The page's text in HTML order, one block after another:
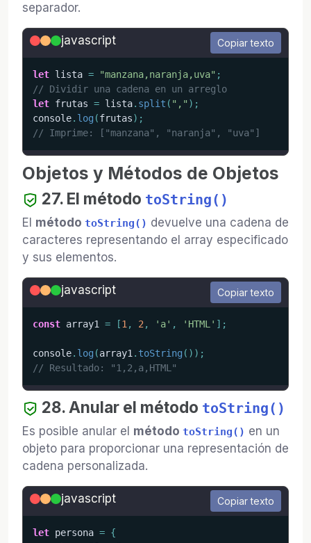
separador.
javascript Copiar texto
let lista = "manzana,naranja,uva" ;
// Dividir una cadena en un arreglo
let frutas = lista. split ( "," ) ;
console. log (frutas) ;
// Imprime: ["manzana", "naranja", "uva"]
Objetos y Métodos de Objetos
27. El método toString()
El método toString() devuelve una cadena de
caracteres representando el array especificado
y sus elementos.
javascript Copiar texto
const array1 = [1 , 2 , 'a' , 'HTML' ] ;
console. log (array1 . toString ( ) ) ;
// Resultado: "1,2,a,HTML"
28. Anular el método toString()
Es posible anular el método toString() en un
objeto para proporcionar una representación de
cadena personalizada.
javascript Copiar texto
let persona = {